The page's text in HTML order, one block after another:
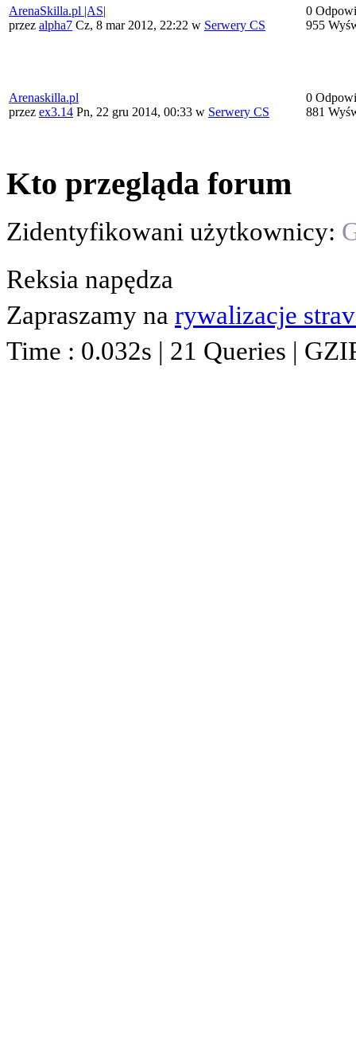
ArenaSkilla.pl |AS|
przez alpha7 Cz, 8 mar 2012, 22:22 w Serwery CS
0
955
Arenaskilla.pl
przez ex3.14 Pn, 22 gru 2014, 00:33 w Serwery CS
0
881
Kto przegląda forum
Zidentyfikowani użytkownicy:
Reksia napędza
Zapraszamy na rywalizacje
Time : 0.032s | 21 Queries |